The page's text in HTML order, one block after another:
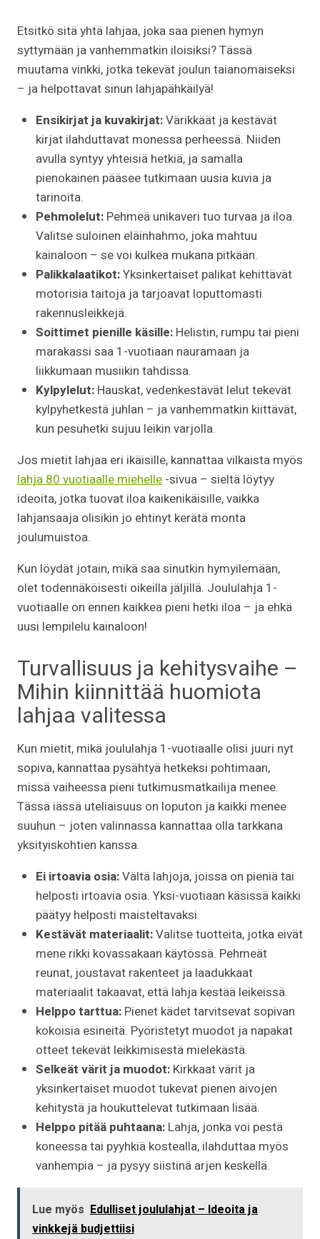
Etsitkö sitä yhtä lahjaa, joka saa pienen hymyn
syttymään ja vanhemmatkin iloisiksi? Tässä
muutama vinkki, jotka tekevät joulun taianomaiseksi
– ja helpottavat sinun lahjapähkäilyä!
Ensikirjat ja kuvakirjat:Värikkäät ja kestävät
kirjat ilahduttavat monessa perheessä. Niiden
avulla syntyy yhteisiä hetkiä, ja samalla
pienokainen pääsee tutkimaan uusia kuvia ja
tarinoita.
Pehmolelut:Pehmeä unikaveri tuo turvaa ja iloa.
Valitse suloinen eläinhahmo, joka mahtuu
kainaloon – se voi kulkea mukana pitkään.
Palikkalaatikot:Yksinkertaiset palikat kehittävät
motorisia taitoja ja tarjoavat loputtomasti
rakennusleikkejä.
Soittimet pienille käsille:Helistin, rumpu tai pieni
marakassi saa 1-vuotiaan nauramaan ja
liikkumaan musiikin tahdissa.
Kylpylelut:Hauskat, vedenkestävät lelut tekevät
kylpyhetkestä juhlan – ja vanhemmatkin kiittävät,
kun pesuhetki sujuu leikin varjolla.
Jos mietit lahjaa eri ikäisille, kannattaa vilkaista myös
lahja 80 vuotiaalle miehelle -sivua – sieltä löytyy
ideoita, jotka tuovat iloa kaikenikäisille, vaikka
lahjansaaja olisikin jo ehtinyt kerätä monta
joulumuistoa.
Kun löydät jotain, mikä saa sinutkin hymyilemään,
olet todennäköisesti oikeilla jäljillä. Joululahja 1-
vuotiaalle on ennen kaikkea pieni hetki iloa – ja ehkä
uusi lempilelu kainaloon!
Turvallisuus ja kehitysvaihe –
Mihin kiinnittää huomiota
lahjaa valitessa
Kun mietit, mikä joululahja 1-vuotiaalle olisi juuri nyt
sopiva, kannattaa pysähtyä hetkeksi pohtimaan,
missä vaiheessa pieni tutkimusmatkailija menee.
Tässä iässä uteliaisuus on loputon ja kaikki menee
suuhun – joten valinnassa kannattaa olla tarkkana
yksityiskohtien kanssa.
Ei irtoavia osia:Vältä lahjoja, joissa on pieniä tai
helposti irtoavia osia. Yksi-vuotiaan käsissä kaikki
päätyy helposti maisteltavaksi.
Kestävät materiaalit:Valitse tuotteita, jotka eivät
mene rikki kovassakaan käytössä. Pehmeät
reunat, joustavat rakenteet ja laadukkaat
materiaalit takaavat, että lahja kestää leikeissä.
Helppo tarttua:Pienet kädet tarvitsevat sopivan
kokoisia esineitä. Pyöristetyt muodot ja napakat
otteet tekevät leikkimisestä mielekästä.
Selkeät värit ja muodot:Kirkkaat värit ja
yksinkertaiset muodot tukevat pienen aivojen
kehitystä ja houkuttelevat tutkimaan lisää.
Helppo pitää puhtaana:Lahja, jonka voi pestä
koneessa tai pyyhkiä kostealla, ilahduttaa myös
vanhempia – ja pysyy siistinä arjen keskellä.
Lue myös Edulliset joululahjat – Ideoita ja
vinkkejä budjettiisi